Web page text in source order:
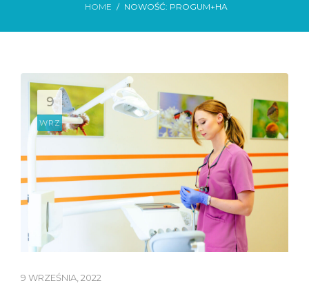
UMÓW ONLINE!
HOME NOWOŚĆ: PROGUM+HA
9
WRZ
9 WRZEŚNIA, 2022